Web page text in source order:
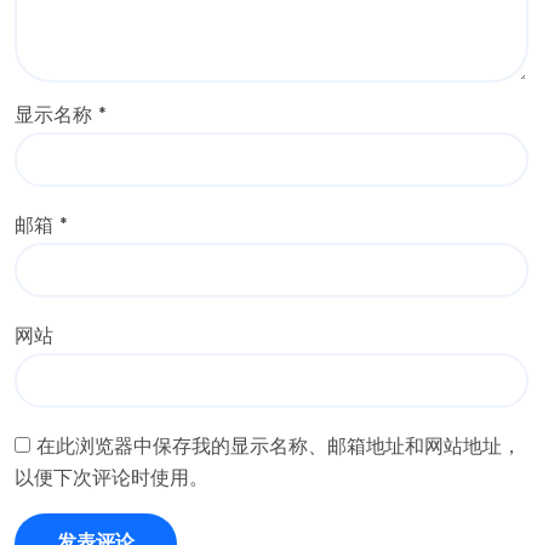
显示名称 *
邮箱 *
网站
在此浏览器中保存我的显示名称、邮箱地址和网站地址，
以便下次评论时使用。